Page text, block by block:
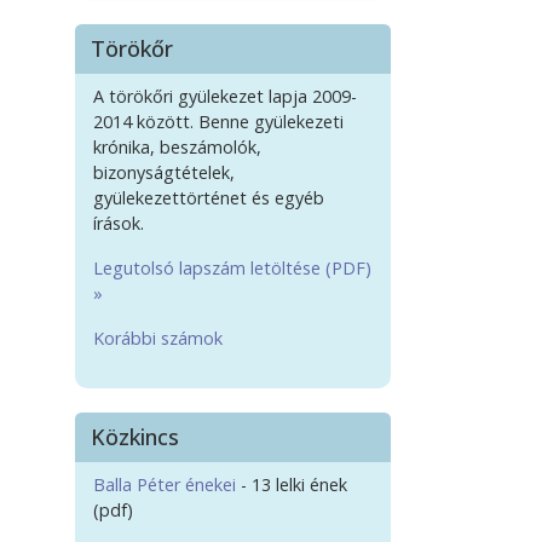
Törökőr
A törökőri gyülekezet lapja 2009-
2014 között. Benne gyülekezeti
krónika, beszámolók,
bizonyságtételek,
gyülekezettörténet és egyéb
írások.
Legutolsó lapszám letöltése (PDF)
»
Korábbi számok
Közkincs
Balla Péter énekei - 13 lelki ének
(pdf)